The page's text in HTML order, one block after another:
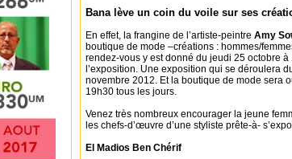
Bana lève un coin du voile sur ses
En effet, la frangine de l’artiste-peintre Amy
boutique de mode –créations : hommes/
rendez-vous y est donné du jeudi 25 octobre à
l’exposition. Une exposition qui se déroulera
novembre 2012. Et la boutique de mode sera
19h30 tous les jours.
Venez très nombreux encourager la jeune
les chefs-d’œuvre d’une styliste prête-à-
El Madios Ben Chérif